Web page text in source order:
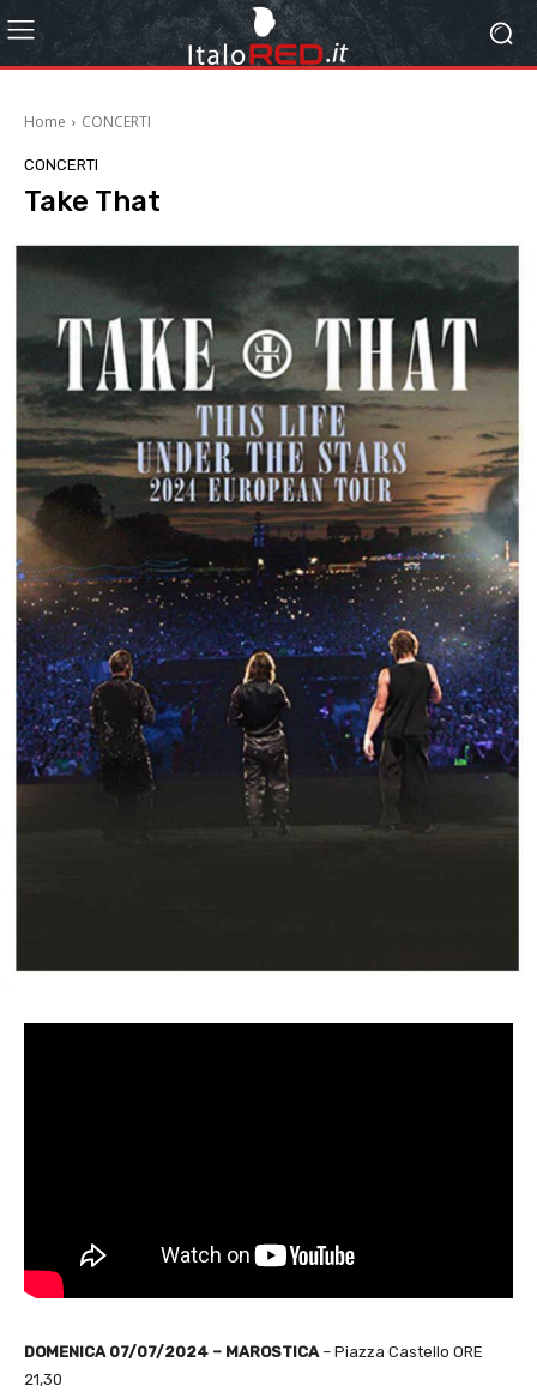
Home CONCERTI
CONCERTI
Take That
DOMENICA 07/07/2024 – MAROSTICA – Piazza Castello ORE
21,30